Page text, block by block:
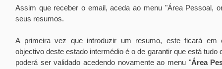
Assim que receber o email, aceda ao menu "Área Pessoal,
seus resumos.
A primeira vez que introduzir um resumo, este ficará em
objectivo deste estado intermédio é o de garantir que está tudo
poderá ser validado acedendo novamente ao menu "Área